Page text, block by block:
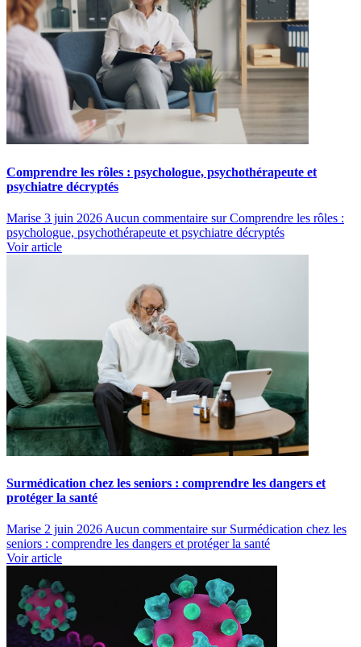
Comprendre les rôles : psychologue, psychothérapeute et
psychiatre décryptés
Marise 3 juin 2026 Aucun commentaire sur Comprendre les rôles :
psychologue, psychothérapeute et psychiatre décryptés
Voir article
Surmédication chez les seniors : comprendre les dangers et
protéger la santé
Marise 2 juin 2026 Aucun commentaire sur Surmédication chez les
seniors : comprendre les dangers et protéger la santé
Voir article